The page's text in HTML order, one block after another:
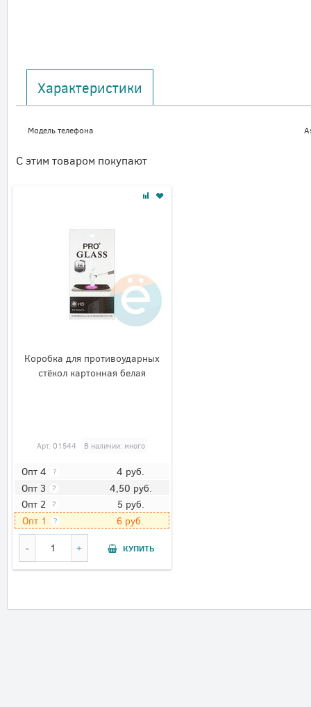
Характеристики
Модель телефона
С этим товаром покупают
Коробка для противоударных
стёкол картонная белая
Арт. 01544 В наличии: много
Опт 4 ? 4 руб.
Опт 3 ? 4,50 руб.
Опт 2 ? 5 руб.
Опт 1 ? 6 руб.
КУПИТЬ